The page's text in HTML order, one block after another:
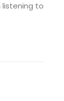
listening to